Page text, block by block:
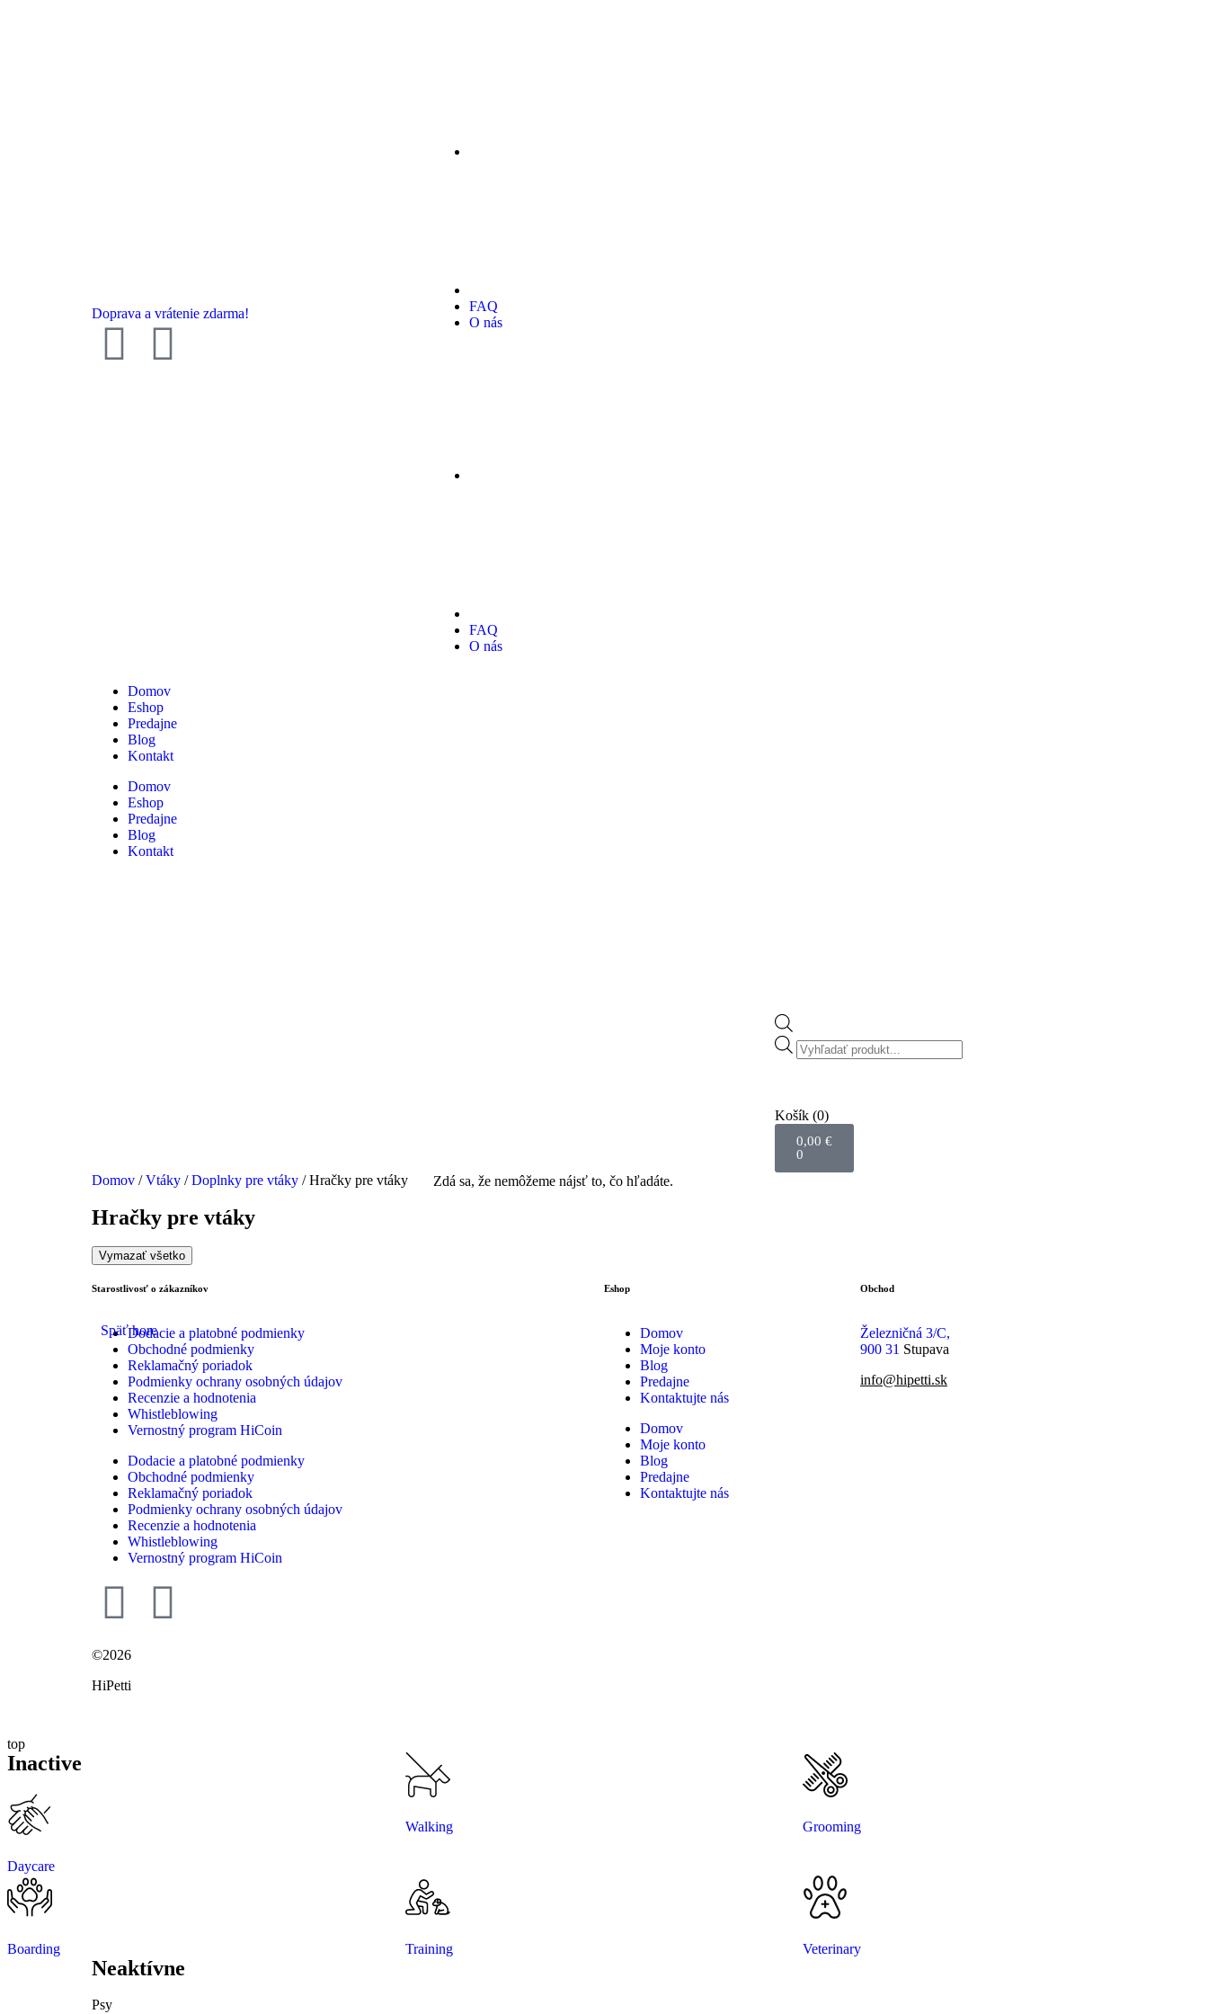
Doprava a vrátenie zdarma!
FAQ
O nás
FAQ
O nás
Domov
Eshop
Predajne
Blog
Kontakt
Domov
Eshop
Predajne
Blog
Kontakt
Košík (0)
0,00 €
0
Domov /Vtáky /Doplnky pre vtáky / Hračky pre vtáky
Hračky pre vtáky
Vymazať všetko
Zdá sa, že nemôžeme nájsť to, čo hľadáte.
Späť hore
Starostlivosť o zákazníkov
Dodacie a platobné podmienky
Obchodné podmienky
Reklamačný poriadok
Podmienky ochrany osobných údajov
Recenzie a hodnotenia
Whistleblowing
Vernostný program HiCoin
Dodacie a platobné podmienky
Obchodné podmienky
Reklamačný poriadok
Podmienky ochrany osobných údajov
Recenzie a hodnotenia
Whistleblowing
Vernostný program HiCoin
Eshop
Domov
Moje konto
Blog
Predajne
Kontaktujte nás
Domov
Moje konto
Blog
Predajne
Kontaktujte nás
Obchod
Železničná 3/C,
900 31 Stupava
info@hipetti.sk
©2026
HiPetti
top
Inactive
Daycare
Walking Grooming
Boarding Training Veterinary
Neaktívne
Psy